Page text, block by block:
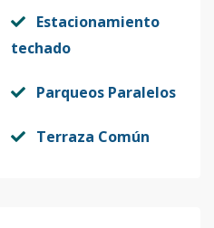
Estacionamiento
techado
Parqueos Paralelos
Terraza Común